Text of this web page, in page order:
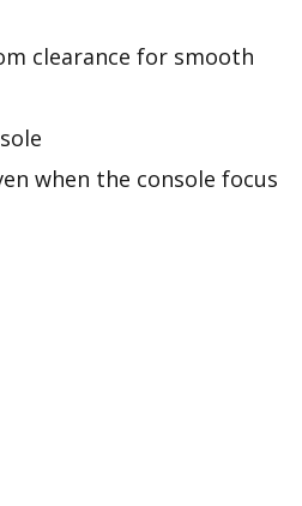
clearance for smooth
when the console focus